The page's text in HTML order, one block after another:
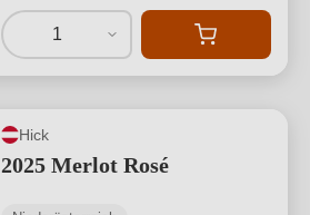
1
Hick
2025 Merlot Rosé